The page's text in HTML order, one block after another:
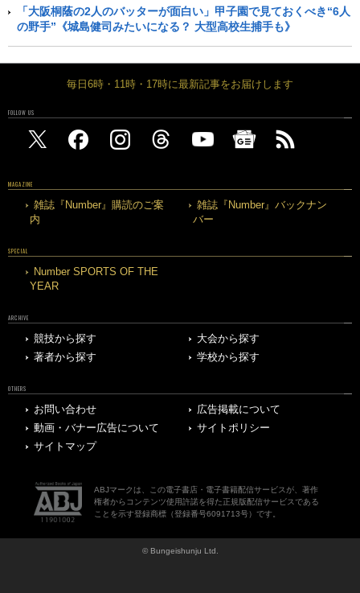
「大阪桐蔭の2人のバッターが面白い」甲子園で見ておくべき“6人
の野手”《城島健司みたいになる？ 大型高校生捕手も》
毎日6時・11時・17時に最新記事をお届けします
FOLLOW US
MAGAZINE
雑誌『Number』購読のご案
内
雑誌『Number』バックナン
バー
SPECIAL
Number SPORTS OF THE
YEAR
ARCHIVE
競技から探す
大会から探す
著者から探す
学校から探す
OTHERS
お問い合わせ
広告掲載について
動画・バナー広告について
サイトポリシー
サイトマップ
ABJマークは、この電子書店・電子書籍配信サービスが、著作
権者からコンテンツ使用許諾を得た正規版配信サービスである
ことを示す登録商標（登録番号6091713号）です。
© Bungeishunju Ltd.